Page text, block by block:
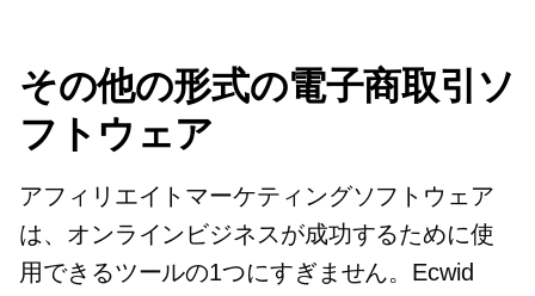
その他の形式の電子商取引ソ
フトウェア
アフィリエイトマーケティングソフトウェア
は、オンラインビジネスが成功するために使
用できるツールの1つにすぎません。Ecwid